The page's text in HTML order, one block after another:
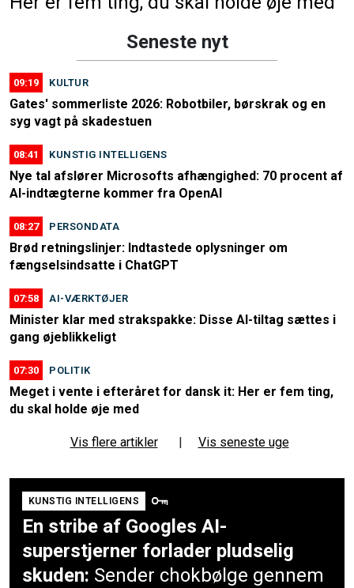
Seneste nyt
09:19 KULTUR
Gates' sommerliste 2026: Robotbiler, børskrak og en
syg vagt på skadestuen
08:41 KUNSTIG INTELLIGENS
Nye tal afslører Microsofts afhængighed: 70 procent af
AI-indtægterne kommer fra OpenAI
08:27 PERSONDATA
Brød retningslinjer: Indtastede oplysninger om
fængselsindsatte i ChatGPT
07:58 AI-VÆRKTØJER
Minister klar med strakspakke: Disse AI-tiltag sættes i
gang øjeblikkeligt
07:30 POLITIK
Meget i vente i efteråret for dansk it: Her er fem ting,
du skal holde øje med
Vis flere artikler | Vis seneste uge
KUNSTIG INTELLIGENS
En stribe af Googles AI-
superstjerner forlader pludselig
skuden: Sender chokbølge gennem